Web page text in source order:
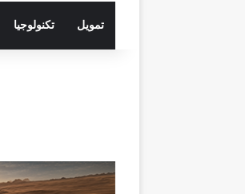
تمويل تكنولوجيا